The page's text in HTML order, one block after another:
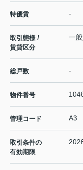
特優賃 -
取引態様 /
賃貸区分
一
総戸数 -
物件番号
管理コード A3
取引条件の
有効期限